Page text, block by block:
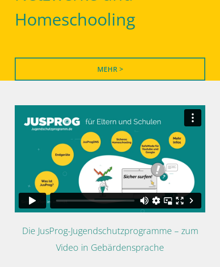
Homeschooling
MEHR >
Die JusProg-Jugendschutzprogramme – zum
Video in Gebärdensprache